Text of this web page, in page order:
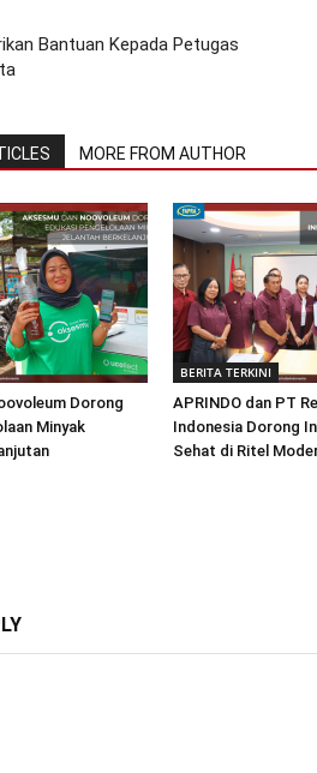
Bantuan Kepada Petugas
MORE FROM AUTHOR
Dorong
Minyak
BERITA TERKINI
APRINDO dan PT
Indonesia Dorong
Sehat di Ritel